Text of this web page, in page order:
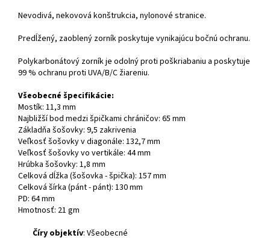
Nevodivá, nekovová konštrukcia, nylonové stranice.
Predĺžený, zaoblený zorník poskytuje vynikajúcu bočnú ochranu.
Polykarbonátový zorník je odolný proti poškriabaniu a poskytuje
99 % ochranu proti UVA/B/C žiareniu.
Všeobecné špecifikácie:
Mostík: 11,3 mm
Najbližší bod medzi špičkami chráničov: 65 mm
Základňa šošovky: 9,5 zakrivenia
Veľkosť šošovky v diagonále: 132,7 mm
Veľkosť šošovky vo vertikále: 44 mm
Hrúbka šošovky: 1,8 mm
Celková dĺžka (šošovka - špička): 157 mm
Celková šírka (pánt - pánt): 130 mm
PD: 64 mm
Hmotnosť: 21 gm
Číry objektív: Všeobecné